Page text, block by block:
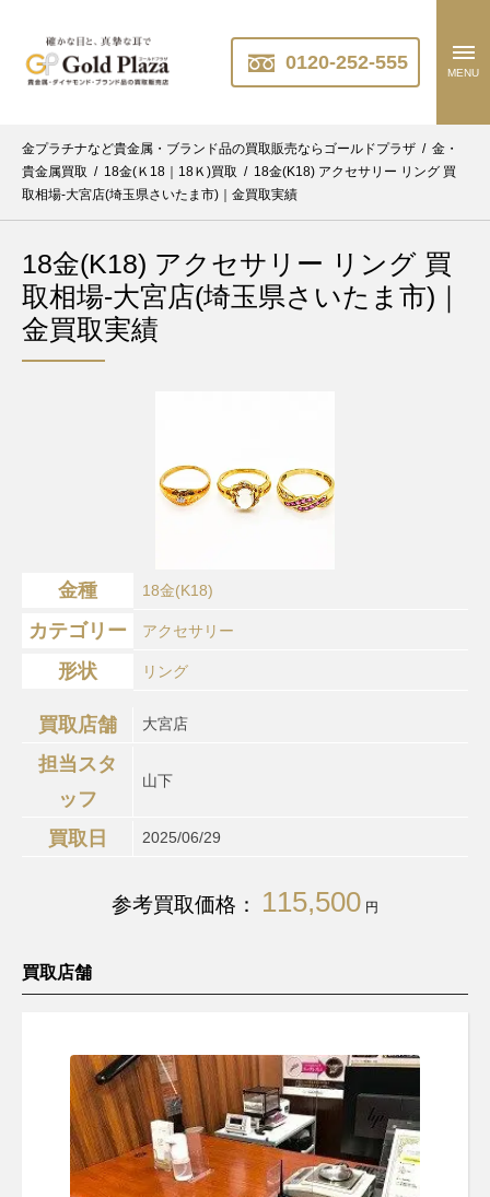
0120-252-555 MENU
金プラチナなど貴金属・ブランド品の買取販売ならゴールドプラザ / 金・
貴金属買取 / 18金(Ｋ18｜18Ｋ)買取 / 18金(K18) アクセサリー リング 買
取相場-大宮店(埼玉県さいたま市)｜金買取実績
18金(K18) アクセサリー リング 買
取相場-大宮店(埼玉県さいたま市)｜
金買取実績
金種 18金(K18)
カテゴリー アクセサリー
形状 リング
買取店舗 大宮店
担当スタ
ッフ
山下
買取日 2025/06/29
参考買取価格： 115,500 円
買取店舗